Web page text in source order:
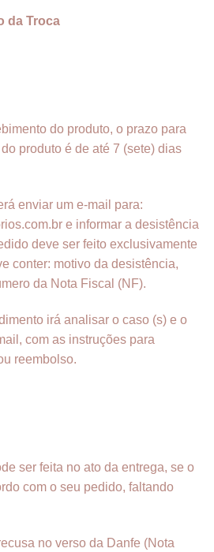
da Troca
do produto, o prazo para
produto é de até 7 (sete) dias
enviar um e-mail para:
e informar a desistência
deve ser feito exclusivamente
conter: motivo da desistência,
da Nota Fiscal (NF).
irá analisar o caso (s) e o
com as instruções para
reembolso.
ser feita no ato da entrega, se o
com o seu pedido, faltando
no verso da Danfe (Nota